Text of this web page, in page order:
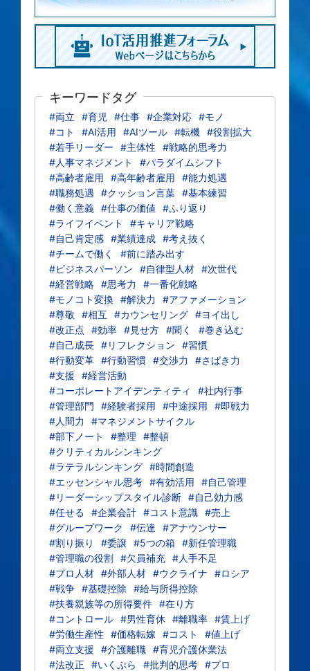
キーワードタグ
#両立 #育児 #仕事 #企業対応 #モノ
#コト
#AI活用 #AIツール #転機 #役割拡大
#若手リーダー
#主体性
#戦略的思考力
#人事マネジメント
#パラダイムシフト
#高齢者雇用
#高年齢者雇用
#能力処遇
#職務処遇
#クッション言葉 #基本練習
#働く意義 #仕事の価値
#ふり返り
#ライフイベント
#キャリア戦略
#自己肯定感 #業績達成 #考え抜く
#チームで働く
#前に踏み出す
#ビジネスパーソン
#自律型人材 #次世代
#経営戦略 #思考力
#一番化戦略
#モノコト変換 #解決力
#アファメーション
#尊敬
#相互 #カウンセリング #ヨイ出し
#改正点
#効率 #見せ方 #聞く
#巻き込む
#自己成長 #リフレクション
#習慣
#行動変革 #行動習慣 #交渉力
#さばき力
#支援
#経営活動
#コーポレートアイデンティティ
#社内行事
#管理部門
#経験者採用 #中途採用
#即戦力
#人間力
#マネジメントサイクル
#部下ノート
#整理
#整頓
#クリティカルシンキング
#ラテラルシンキング #時間創造
#エッセンシャル思考 #有効活用
#自己管理
#リーダーシップスタイル診断 #自己効力感
#任せる
#企業会計 #コスト意識 #売上
#グループワーク
#伝達
#アナウンサー
#割り振り
#委譲 #5つの箱 #新任管理職
#管理職の役割 #欠員補充 #人手不足
#プロ人材 #外部人材 #ウクライナ
#ロシア
#戦争 #基礎控除
#給与所得控除
#扶養親族等の所得要件 #在り方
#コントロール #男性育休 #離職率 #賃上げ
#労働生産性
#価格転嫁 #コスト
#値上げ
#両立支援
#介護離職 #育児介護休業法
#法改正
#いくぷら #批判的思考 #プロ